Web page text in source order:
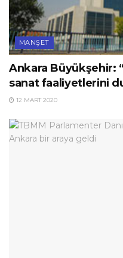
MANŞET
Ankara Büyükşehir:
sanat faaliyetlerini
12 MART 2020